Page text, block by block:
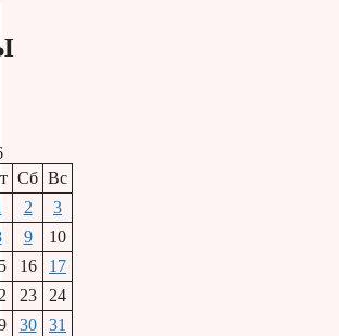
Сб Вс
2
3
9
10
16
17
23
24
30
31